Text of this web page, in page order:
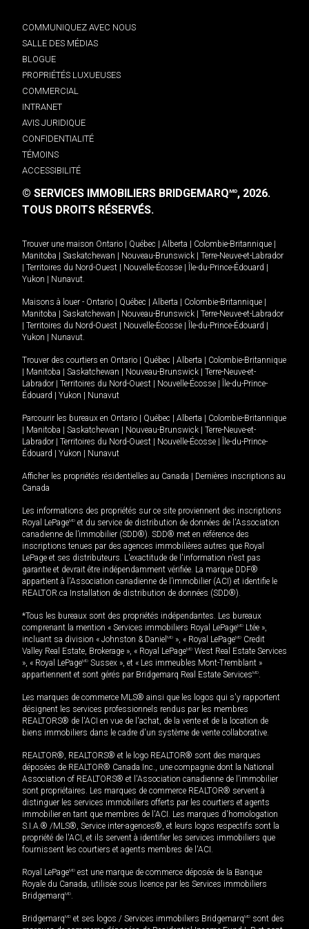
COMMUNIQUEZ AVEC NOUS
SALLE DES MÉDIAS
BLOGUE
PROPRIÉTÉS LUXUEUSES
COMMERCIAL
INTRANET
AVIS JURIDIQUE
CONFIDENTIALITÉ
TÉMOINS
ACCESSIBILITÉ
© SERVICES IMMOBILIERS BRIDGEMARQMD, 2026.
TOUS DROITS RÉSERVÉS.
Trouver une maison Ontario Québec Alberta Colombie-Britannique
Manitoba
Saskatchewan Nouveau-Brunswick
Terre-Neuve-et-Labrador
Territoires du Nord-Ouest Nouvelle-Écosse Île-du-Prince-Édouard
Yukon
Nunavut.
Maisons à louer - Ontario Québec Alberta Colombie-Britannique
Manitoba
Saskatchewan Nouveau-Brunswick
Terre-Neuve-et-Labrador
Territoires du Nord-Ouest Nouvelle-Écosse Île-du-Prince-Édouard
Yukon
Nunavut.
Trouver des courtiers en Ontario Québec Alberta
Colombie-Britannique
Manitoba Saskatchewan Nouveau-Brunswick
Terre-Neuve-et-
Labrador
Territoires du Nord-Ouest Nouvelle-Écosse
Île-du-Prince-
Édouard
Yukon Nunavut
Parcourir les bureaux en Ontario Québec Alberta
Colombie-Britannique
Manitoba Saskatchewan Nouveau-Brunswick
Terre-Neuve-et-
Labrador
Territoires du Nord-Ouest Nouvelle-Écosse
Île-du-Prince-
Édouard
Yukon Nunavut
Afficher les propriétés résidentielles au Canada
Dernières inscriptions au
Canada
Les informations des propriétés sur ce site proviennent des inscriptions
Royal LePageMD et du service de distribution de données de l'Association
canadienne de l’immobilier (SDD®). SDD® met en référence des
inscriptions tenues par des agences immobilières autres que Royal
LePage et ses distributeurs. L'exactitude de l'information n'est pas
garantie et devrait être indépendamment vérifiée. La marque DDF®
appartient à l'Association canadienne de l’immobilier (ACI) et identifie le
REALTOR.ca Installation de distribution de données (SDD®).
*Tous les bureaux sont des propriétés indépendantes. Les bureaux
comprenant la mention « Services immobiliers Royal LePageMD Ltée »,
incluant sa division « Johnston & Daniel MD », « Royal LePageMD Credit
Valley Real Estate, Brokerage », « Royal LePageMD West Real Estate Services
», « Royal LePageMD Sussex », et « Les immeubles Mont-Tremblant »
appartiennent et sont gérés par Bridgemarq Real Estate ServicesMD.
Les marques de commerce MLS® ainsi que les logos qui s'y rapportent
désignent les services professionnels rendus par les membres
REALTORS® de l'ACI en vue de l'achat, de la vente et de la location de
biens immobiliers dans le cadre d'un système de vente collaborative.
REALTOR®, REALTORS® et le logo REALTOR® sont des marques
déposées de REALTOR® Canada Inc., une compagnie dont la National
Association of REALTORS® et l'Association canadienne de l’immobilier
sont propriétaires. Les marques de commerce REALTOR® servent à
distinguer les services immobiliers offerts par les courtiers et agents
immobilier en tant que membres de l'ACI. Les marques d'homologation
S.I.A.® /MLS®, Service inter-agences®, et leurs logos respectifs sont la
propriété de l'ACI, et ils servent à identifier les services immobiliers que
fournissent les courtiers et agents membres de l'ACI.
Royal LePageMD est une marque de commerce déposée de la Banque
Royale du Canada, utilisée sous licence par les Services immobiliers
BridgemarqMD.
BridgemarqMD et ses logos / Services immobiliers BridgemarqMD sont des